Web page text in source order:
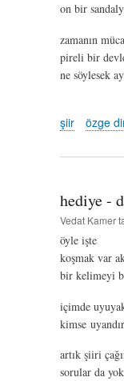
on bir
zamanın
pireli bir
ne söylesek
şiir özge
hediye -
Vedat Kamer
öyle işte
koşmak var
bir kelimeyi
içimde
kimse
artık şiiri
sorular da